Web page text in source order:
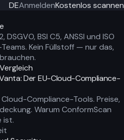
DEAnmeldenKostenlos scannen
BSI C5, ANSSI und ISO
Kein Füllstoff — nur das,
Vergleich
Der EU-Cloud-Compliance-
Compliance-Tools. Preise,
Warum ConformScan
ist.